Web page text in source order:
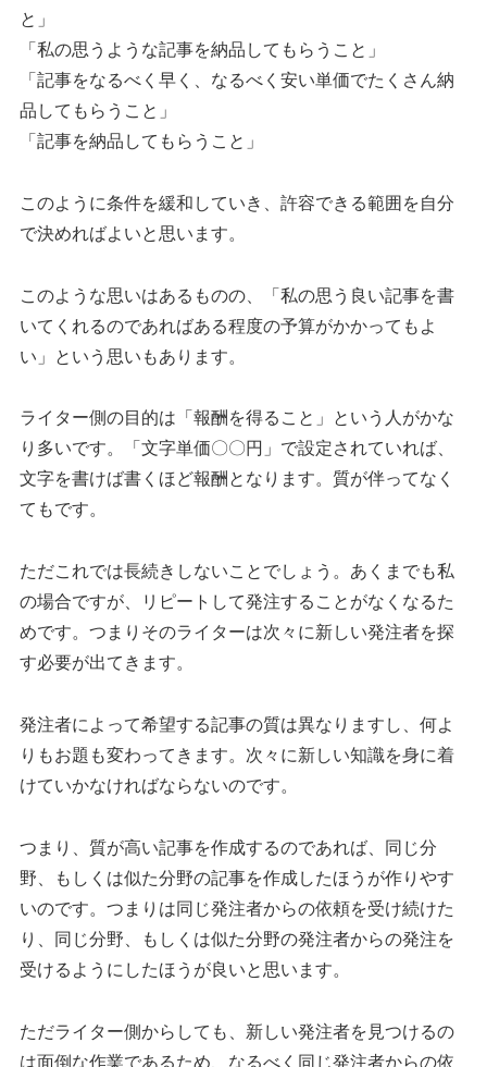
と」
「私の思うような記事を納品してもらうこと」
「記事をなるべく早く、なるべく安い単価でたくさん納
品してもらうこと」
「記事を納品してもらうこと」
このように条件を緩和していき、許容できる範囲を自分
で決めればよいと思います。
このような思いはあるものの、「私の思う良い記事を書
いてくれるのであればある程度の予算がかかってもよ
い」という思いもあります。
ライター側の目的は「報酬を得ること」という人がかな
り多いです。「文字単価〇〇円」で設定されていれば、
文字を書けば書くほど報酬となります。質が伴ってなく
てもです。
ただこれでは長続きしないことでしょう。あくまでも私
の場合ですが、リピートして発注することがなくなるた
めです。つまりそのライターは次々に新しい発注者を探
す必要が出てきます。
発注者によって希望する記事の質は異なりますし、何よ
りもお題も変わってきます。次々に新しい知識を身に着
けていかなければならないのです。
つまり、質が高い記事を作成するのであれば、同じ分
野、もしくは似た分野の記事を作成したほうが作りやす
いのです。つまりは同じ発注者からの依頼を受け続けた
り、同じ分野、もしくは似た分野の発注者からの発注を
受けるようにしたほうが良いと思います。
ただライター側からしても、新しい発注者を見つけるの
は面倒な作業であるため、なるべく同じ発注者からの依